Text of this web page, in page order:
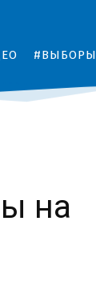
#ВЫБОРЫ
на